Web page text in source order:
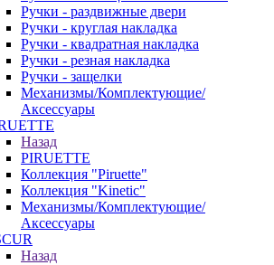
Ручки - раздвижные двери
Ручки - круглая накладка
Ручки - квадратная накладка
Ручки - резная накладка
Ручки - защелки
Механизмы/Комплектующие/
Аксессуары
Назад
PIRUETTE
Коллекция "Piruette"
Коллекция "Kinetic"
Механизмы/Комплектующие/
Аксессуары
Назад